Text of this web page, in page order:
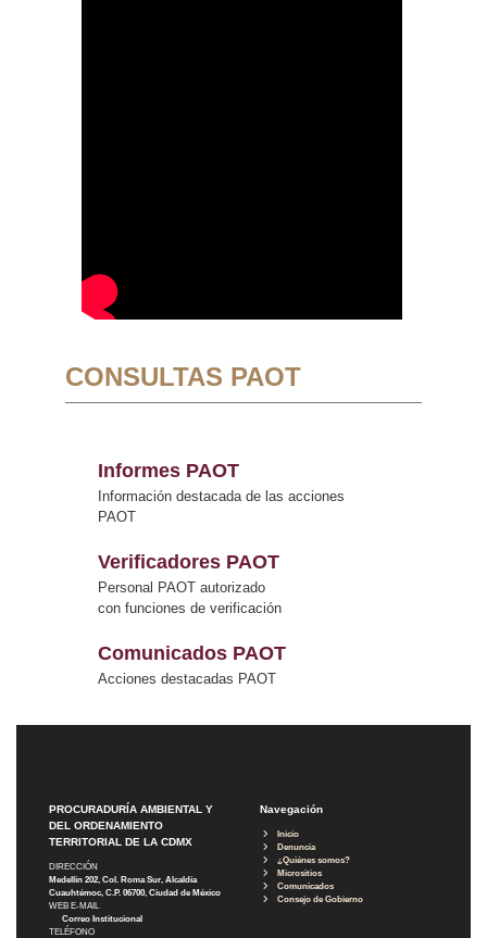
CONSULTAS PAOT
Informes PAOT
Información destacada de las acciones
PAOT
Verificadores PAOT
Personal PAOT autorizado
con funciones de verificación
Comunicados PAOT
Acciones destacadas PAOT
PROCURADURÍA AMBIENTAL Y
DEL ORDENAMIENTO
TERRITORIAL DE LA CDMX
DIRECCIÓN
Medellín 202, Col. Roma Sur, Alcaldía
Cuauhtémoc, C.P. 06700, Ciudad de México
WEB E-MAIL
Correo Institucional
TELÉFONO
Navegación
Inicio
Denuncia
¿Quiénes somos?
Micrositios
Comunicados
Consejo de Gobierno